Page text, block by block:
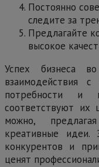
Постоянно
следите за
Предлагайте
высокое
Успех бизнеса
взаимодействия
потребности и
соответствуют их
можно,
креативные идеи.
конкурентов и
ценят